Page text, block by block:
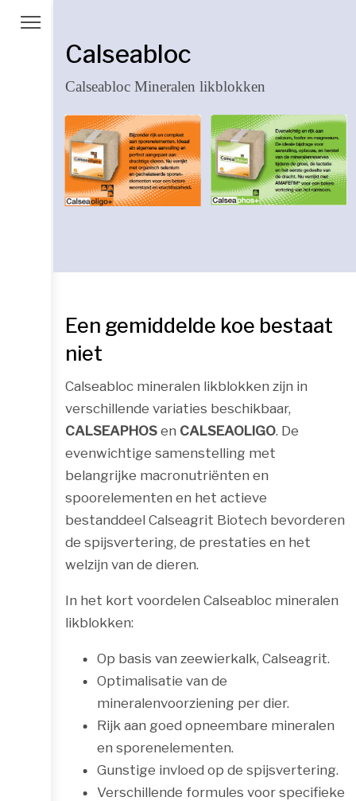
Calseabloc
Calseabloc Mineralen likblokken
Een gemiddelde koe bestaat
niet
Calseabloc mineralen likblokken zijn in
verschillende variaties beschikbaar,
CALSEAPHOSen CALSEAOLIGO. De
evenwichtige samenstelling met
belangrijke macronutriënten en
spoorelementen en het actieve
bestanddeel Calseagrit Biotech bevorderen
de spijsvertering, de prestaties en het
welzijn van de dieren.
In het kort voordelen Calseabloc mineralen
likblokken:
Op basis van zeewierkalk, Calseagrit.
Optimalisatie van de
mineralenvoorziening per dier.
Rijk aan goed opneembare mineralen
en sporenelementen.
Gunstige invloed op de spijsvertering.
Verschillende formules voor specifieke